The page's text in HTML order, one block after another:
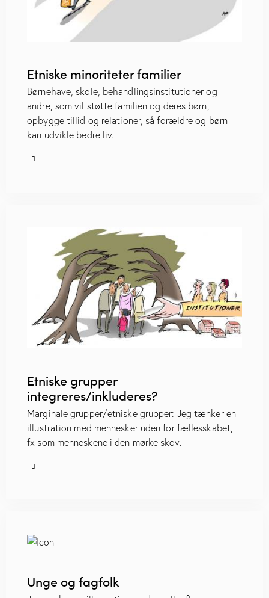
Etniske minoriteter familier
Børnehave, skole, behandlingsinstitutioner og
andre, som vil støtte familien og deres børn,
opbygge tillid og relationer, så forældre og børn
kan udvikle bedre liv.
Etniske grupper
integreres/inkluderes?
Marginale grupper/etniske grupper: Jeg tænker en
illustration med mennesker uden for fællesskabet,
fx som menneskene i den mørke skov.
Unge og fagfolk